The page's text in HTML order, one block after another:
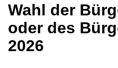
Wahl der
oder des
2026